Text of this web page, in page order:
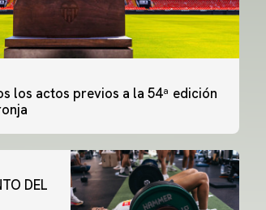
los actos previos a la 54ª edición
DEL